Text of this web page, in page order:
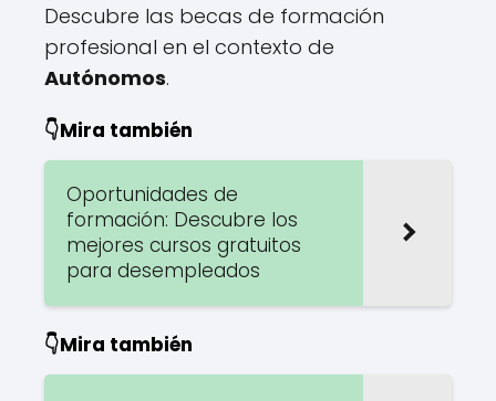
Descubre las becas de formación
profesional en el contexto de
Autónomos.
👇Mira también
Oportunidades de
formación: Descubre los
mejores cursos gratuitos
para desempleados
👇Mira también